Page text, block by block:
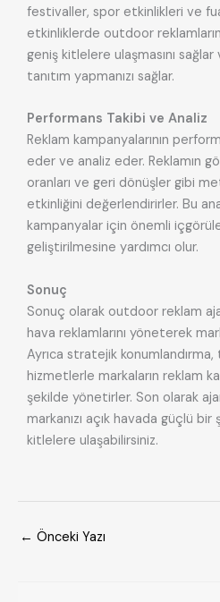
festivaller, spor etkinlikleri ve
etkinliklerde outdoor reklamların
geniş kitlelere ulaşmasını
tanıtım yapmanızı sağlar.
Performans Takibi ve Analiz
Reklam kampanyalarının
eder ve analiz eder. Reklamın
oranları ve geri dönüşler gibi
etkinliğini değerlendirirler. Bu
kampanyalar için önemli
geliştirilmesine yardımcı olur.
Sonuç
Sonuç olarak outdoor reklam
hava reklamlarını yöneterek
Ayrıca stratejik
hizmetlerle markaların reklam
şekilde yönetirler. Son olarak
markanızı açık havada güçlü
kitlelere ulaşabilirsiniz.
← Önceki Yazı